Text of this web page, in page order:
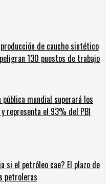
de caucho sintético
130 puestos de trabajo
pública mundial superará los
representa el 93% del PBI
si el petróleo cae? El plazo de
petroleras